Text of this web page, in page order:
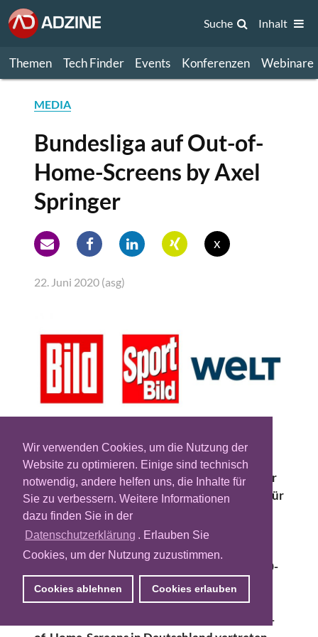
Wir verwenden Cookies, um die Nutzung der
Website zu optimieren. Einige sind technisch
notwendig, andere helfen uns, die Inhalte für
Sie zu verbessern. Weitere Informationen
dazu finden Sie in der
Datenschutzerklärung . Erlauben Sie
Cookies, um der Nutzung zuzustimmen.
Cookies ablehnen Cookies erlauben
Themen Tech Finder Events Konferenzen Webinare
Suche Inhalt
MEDIA
Bundesliga auf Out-of-
Home-Screens by Axel
Springer
x
22. Juni 2020 (asg)
Axel Springer hat beim Bieterverfahren der
DFL für die audiovisuellen Medienrechte der
Bundesliga und 2. Bundesliga den Zuschlag für
das Rechtepaket „M“ sowie das neu
geschaffene Rechtepaket „DOOH“ erhalten.
Das erstmalig ausgeschriebene Rechtepaket
„DOOH“ ermöglicht die Verwendung von 60-
sekündigen Highlight-Videos für BILD und
WELT auf digitalen Außenwerbeflächen.
WELT ist derzeit schon auf rund 25.000 Out-